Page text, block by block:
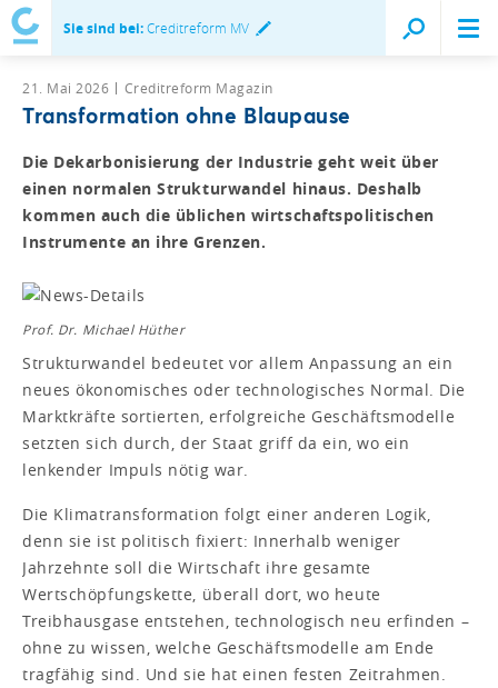
Sie sind bei:Creditreform MV
21. Mai 2026 Creditreform Magazin
Transformation ohne Blaupause
Die Dekarbonisierung der Industrie geht weit über
einen normalen Strukturwandel hinaus. Deshalb
kommen auch die üblichen wirtschaftspolitischen
Instrumente an ihre Grenzen.
Prof. Dr. Michael Hüther
Strukturwandel bedeutet vor allem Anpassung an ein
neues ökonomisches oder technologisches Normal. Die
Marktkräfte sortierten, erfolgreiche Geschäftsmodelle
setzten sich durch, der Staat griff da ein, wo ein
lenkender Impuls nötig war.
Die Klimatransformation folgt einer anderen Logik,
denn sie ist politisch fixiert: Innerhalb weniger
Jahrzehnte soll die Wirtschaft ihre gesamte
Wertschöpfungskette, überall dort, wo heute
Treibhausgase entstehen, technologisch neu erfinden –
ohne zu wissen, welche Geschäftsmodelle am Ende
tragfähig sind. Und sie hat einen festen Zeitrahmen.